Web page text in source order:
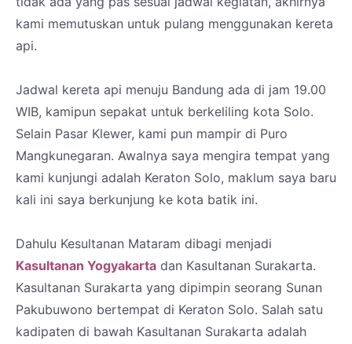
kami memutuskan untuk pulang menggunakan kereta
api.
Jadwal kereta api menuju Bandung ada di jam 19.00
WIB, kamipun sepakat untuk berkeliling kota Solo.
Selain Pasar Klewer, kami pun mampir di Puro
Mangkunegaran. Awalnya saya mengira tempat yang
kami kunjungi adalah Keraton Solo, maklum saya baru
kali ini saya berkunjung ke kota batik ini.
Dahulu Kesultanan Mataram dibagi menjadi
Kasultanan Yogyakarta dan Kasultanan Surakarta.
Kasultanan Surakarta yang dipimpin seorang Sunan
Pakubuwono bertempat di Keraton Solo. Salah satu
kadipaten di bawah Kasultanan Surakarta adalah